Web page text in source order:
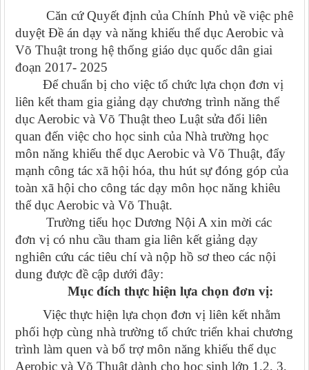
Căn cứ Quyết định của Chính Phủ về việc phê
duyệt Đề án dạy và năng khiếu thể dục Aerobic và
Võ Thuật trong hệ thống giáo dục quốc dân giai
đoạn 2017- 2025
Để chuẩn bị cho việc tổ chức lựa chọn đơn vị
liên kết tham gia giảng dạy chương trình năng thể
dục Aerobic và Võ Thuật theo Luật sửa đổi liên
quan đến việc cho học sinh của Nhà trường học
môn năng khiếu thể dục Aerobic và Võ Thuật, đẩy
mạnh công tác xã hội hóa, thu hút sự đóng góp của
toàn xã hội cho công tác dạy môn học năng khiêu
thể dục Aerobic và Võ Thuật.
Trường tiểu học Dương Nội A xin mời các
đơn vị có nhu cầu tham gia liên kết giảng dạy
nghiên cứu các tiêu chí và nộp hồ sơ theo các nội
dung được đề cập dưới đây:
Mục đích thực hiện lựa chọn đơn vị:
Việc thực hiện lựa chọn đơn vị liên kết nhằm
phối hợp cùng nhà trường tổ chức triển khai chương
trình làm quen và bổ trợ môn năng khiếu thể dục
Aerobic và Võ Thuật dành cho học sinh lớp 1,2, 3,